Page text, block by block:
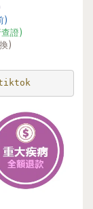
)
證)
)